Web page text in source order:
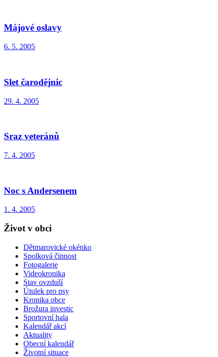
Májové oslavy
6. 5. 2005
Slet čarodějnic
29. 4. 2005
Sraz veteránů
7. 4. 2005
Noc s Andersenem
1. 4. 2005
Život v obci
Dětmarovické okénko
Spolková činnost
Fotogalerie
Videokronika
Stav ovzduší
Útulek pro psy
Kronika obce
Brožura investic
Sportovní hala
Kalendář akcí
Aktuality
Obecní kalendář
Životní situace